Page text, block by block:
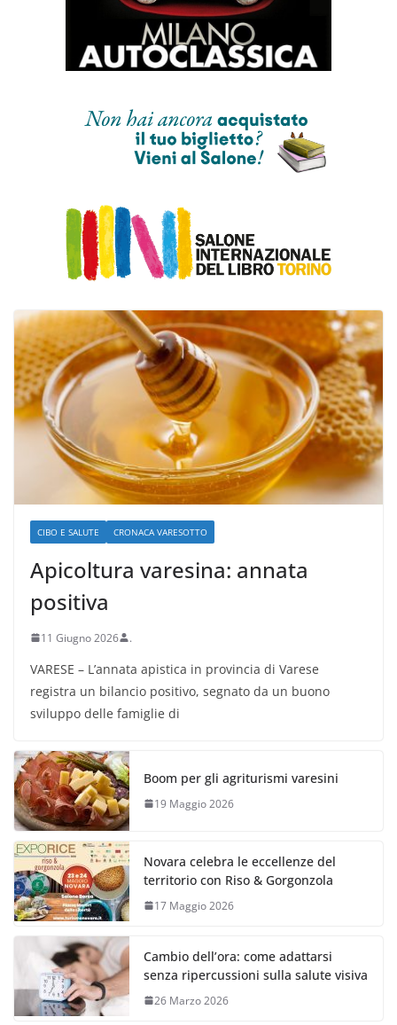
CIBO E SALUTE CRONACA VARESOTTO
Apicoltura varesina: annata
positiva
11 Giugno 2026 .
VARESE – L’annata apistica in provincia di Varese
registra un bilancio positivo, segnato da un buono
sviluppo delle famiglie di
Boom per gli agriturismi varesini
19 Maggio 2026
Novara celebra le eccellenze del
territorio con Riso & Gorgonzola
17 Maggio 2026
Cambio dell’ora: come adattarsi
senza ripercussioni sulla salute visiva
26 Marzo 2026